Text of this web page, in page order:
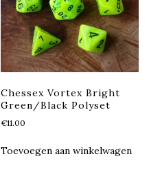
Chessex Vortex Bright
Green/Black Polyset
€11.00
Toevoegen aan winkelwagen